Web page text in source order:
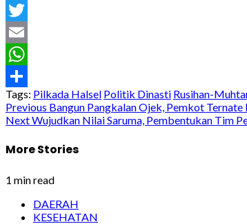
Facebook
Twitter
Email
WhatsApp
Share
Tags: Pilkada Halsel Politik Dinasti Rusihan-
Post
Previous Bangun Pangkalan Ojek, Pemkot
NextWujudkan Nilai Saruma, Pembentukan Tim
More Stories
1 min read
DAERAH
KESEHATAN